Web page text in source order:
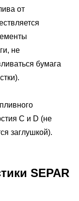
от
не
бумага
С и D (не
заглушкой).
SEPAR